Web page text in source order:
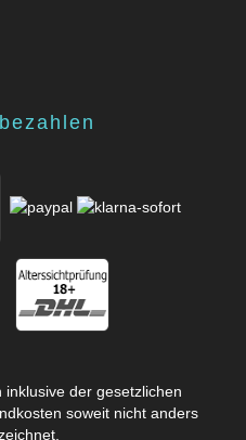
der gesetzlichen
soweit nicht anders